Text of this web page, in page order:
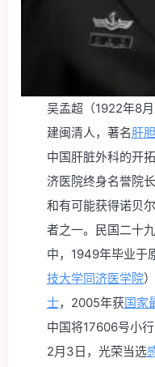
吴孟超 （1922年8
建闽清人，著名肝
中国肝脏外科的开
济医院终身名誉院
和有可能获得诺贝
者之一。民国二十
中，1949年毕业于
技大学同济医学院
士，2005年获国家
中国将17606号小
2月3日，光荣当选